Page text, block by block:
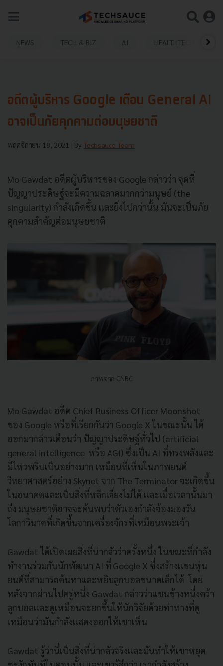
NEWS TECH & BIZ AI HEALTHTECH
อดีตผู้บริหาร Google เตือน General AI
อาจเป็นภัยคุกคามต่อมนุษยชาติ
พฤศจิกายน 18, 2021 | By Techsauce Team
Mo Gawdat อดีตผู้บริหารของ Google กล่าวว่า จุดที่
ปัญญาประดิษฐ์จะมีความฉลาดมากกว่ามนุษย์ (the
singularity) กำลังเกิดขึ้น และยิ่งไปกว่านั้น มันจะเป็นภัย
คุกคามสำคัญต่อมนุษยชาติ
ภาพจาก CNBC
Mo Gawdat อดีต Chief Business Officer Moonshot
ของ Google หรือที่เรียกกันว่า Google X ในขณะนั้น ได้
ออกมากล่าวเตือนว่า ปัญญาประดิษฐ์ทั่วไป (artificial
general intelligence หรือ AGI) ซึ่งเป็น AI ที่ทรงพลังและ
มีไหวพริบเป็นอย่างมาก เหมือนที่เห็นในภาพยนต์
วิทยาศาสตร์อย่าง Skynet จาก The Terminator จะเกิดขึ้น
ในอนาคตและเป็นสิ่งที่หลีกเลี่ยงไม่ได้ และเมื่อเวลานั้นมา
ถึง มนุษยชาติอาจจะค้นพบว่าตัวเองกำลังจ้องมองวัน
โลกาวินาศที่เกิดขึ้นจากเครื่องจักรที่เหมือนพระเจ้า
Gawdat ได้เปิดเผยสิ่งที่น่ากลัวว่าครั้งหนึ่ง ในขณะที่กำลัง
ทำงานร่วมกับนักพัฒนา AI ที่ Google X ซึ่งสร้างแขนหุ่น
ยนต์ที่สามารถค้นหาและหยิบลูกบอลขนาดเล็กได้ โดย
หลังจากผ่านไปครู่หนึ่ง Gawdat กล่าวว่าแขนข้างหนึ่งคว้า
ลูกบอลและดูเหมือนจะยกขึ้นให้นักวิจัยด้วยท่าทางที่ดู
เหมือนว่ามันกำลังแสดงออกให้เขาเห็น
Gawdat รู้ว่านี่เป็นสิ่งที่น่ากลัวจริงและมันทำให้เขาหยุด